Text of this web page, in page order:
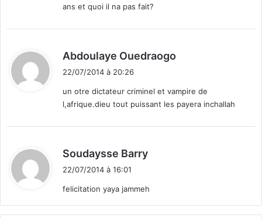
:
ans et quoi il na pas fait?
Abdoulaye Ouedraogo
:
22/07/2014 à 20:26
un otre dictateur criminel et vampire de
l,afrique.dieu tout puissant les payera inchallah
Soudaysse Barry
:
22/07/2014 à 16:01
felicitation yaya jammeh